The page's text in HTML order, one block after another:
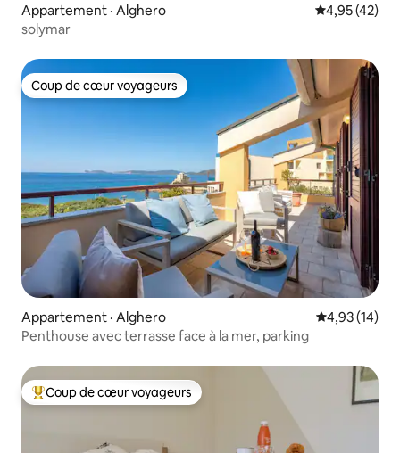
Appartement · Alghero Note
4,95 (42)
solymar
Coup de cœur voyageurs
Coup de cœur voyageurs
Appartement · Alghero Note
4,93 (14)
Penthouse avec terrasse face à la mer, parking
Coup de cœur voyageurs parmi les plus aimés
Coup de cœur voyageurs